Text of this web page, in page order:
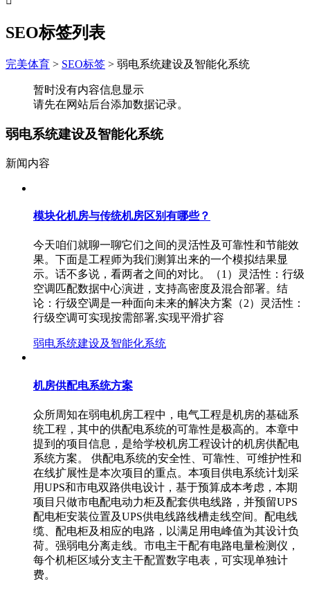
SEO标签列表
完美体育 > SEO标签 > 弱电系统建设及智能化系统
暂时没有内容信息显示
请先在网站后台添加数据记录。
弱电系统建设及智能化系统
新闻内容
模块化机房与传统机房区别有哪些？
今天咱们就聊一聊它们之间的灵活性及可靠性和节能效
果。下面是工程师为我们测算出来的一个模拟结果显
示。话不多说，看两者之间的对比。（1）灵活性：行级
空调匹配数据中心演进，支持高密度及混合部署。结
论：行级空调是一种面向未来的解决方案（2）灵活性：
行级空调可实现按需部署,实现平滑扩容
弱电系统建设及智能化系统
机房供配电系统方案
众所周知在弱电机房工程中，电气工程是机房的基础系
统工程，其中的供配电系统的可靠性是极高的。本章中
提到的项目信息，是给学校机房工程设计的机房供配电
系统方案。 供配电系统的安全性、可靠性、可维护性和
在线扩展性是本次项目的重点。本项目供电系统计划采
用UPS和市电双路供电设计，基于预算成本考虑，本期
项目只做市电配电动力柜及配套供电线路，并预留UPS
配电柜安装位置及UPS供电线路线槽走线空间。配电线
缆、配电柜及相应的电路，以满足用电峰值为其设计负
荷。强弱电分离走线。市电主干配有电路电量检测仪，
每个机柜区域分支主干配置数字电表，可实现单独计
费。